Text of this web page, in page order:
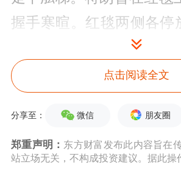
握手寒暄。红毯两侧各停
特朗普和普京一同登上
斯加2025”的平台握手合
总统专车前往会场。据
点击阅读全文
分享至： 微信 朋友圈
郑重声明： 东方财富发布此内容旨在
站立场无关，不构成投资建议。据此操